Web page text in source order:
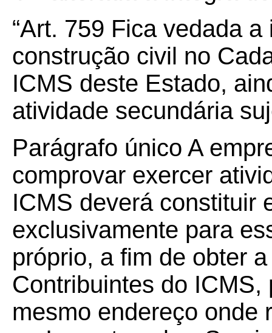
“Art. 759 Fica vedada
construção civil no
ICMS deste Estado,
atividade secundária
Parágrafo único A
comprovar exercer
ICMS deverá constituir
exclusivamente para
próprio, a fim de obter
Contribuintes do
mesmo endereço onde